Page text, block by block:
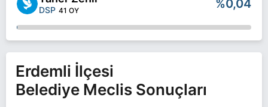
DSP 41 OY %0,04
Erdemli İlçesi
Belediye Meclis Sonuçları